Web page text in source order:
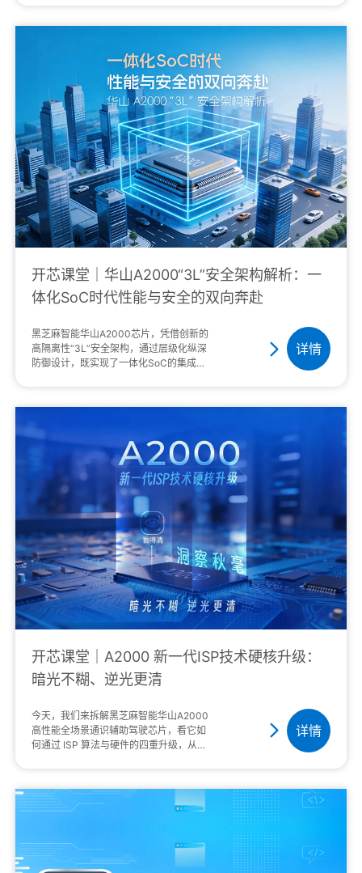
开芯课堂｜华山A2000“3L”安全架构解析：一
体化SoC时代性能与安全的双向奔赴
黑芝麻智能华山A2000芯片，凭借创新的
高隔离性“3L”安全架构，通过层级化纵深
防御设计，既实现了一体化SoC的集成优
···
详情
开芯课堂｜A2000 新一代ISP技术硬核升级：
暗光不糊、逆光更清
今天，我们来拆解黑芝麻智能华山A2000
高性能全场景通识辅助驾驶芯片，看它如
何通过 ISP 算法与硬件的四重升级，从根
详情